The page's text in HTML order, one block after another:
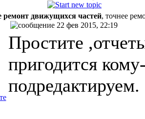
ремонт движущихся частей, точнее
22 фев 2015, 22:19
Простите
пригодится
подредактируем.